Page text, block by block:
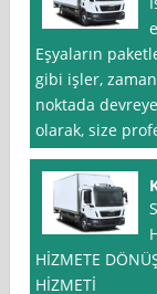
Eşyaların
gibi işler,
noktada
olarak, size
HİZMETE
HİZMETİ